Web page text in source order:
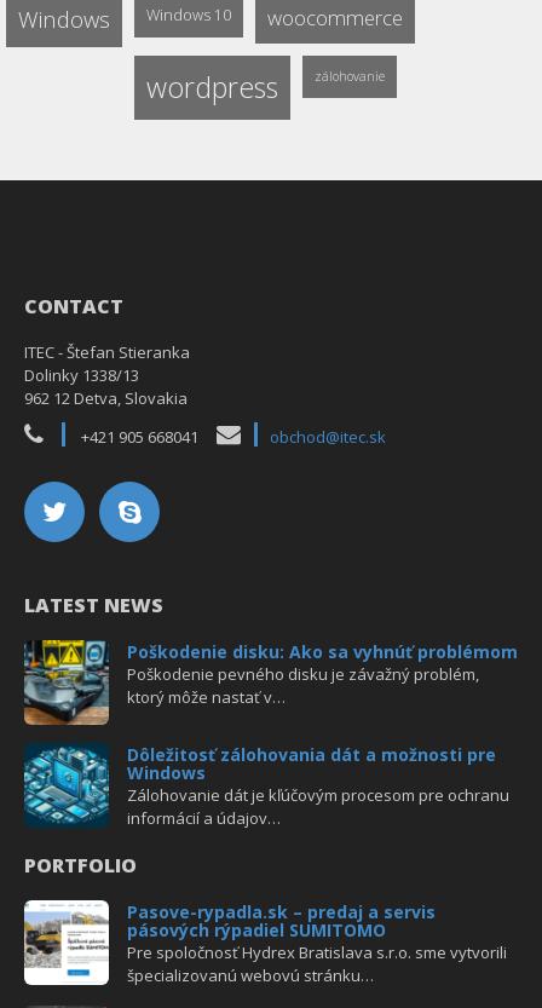
Windows Windows 10 woocommerce
wordpress zálohovanie
CONTACT
ITEC - Štefan Stieranka
Dolinky 1338/13
962 12 Detva, Slovakia
+421 905 668041
obchod@itec.sk
LATEST NEWS
Poškodenie disku: Ako sa vyhnúť problémom
Poškodenie pevného disku je závažný problém,
ktorý môže nastať v…
Dôležitosť zálohovania dát a možnosti pre
Windows
Zálohovanie dát je kľúčovým procesom pre ochranu
informácií a údajov…
PORTFOLIO
Pasove-rypadla.sk – predaj a servis
pásových rýpadiel SUMITOMO
Pre spoločnosť Hydrex Bratislava s.r.o. sme vytvorili
špecializovanú webovú stránku…